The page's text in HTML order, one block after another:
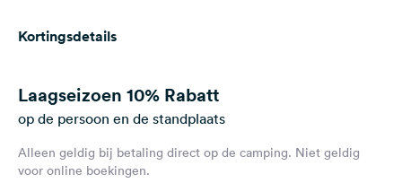
Registreren
Nieuwsbrief
Vragen &
Feedback
Kortingsdetails
Laagseizoen 10% Rabatt
op de persoon en de standplaats
Alleen geldig bij betaling direct op de camping. Niet geldig
voor online boekingen.